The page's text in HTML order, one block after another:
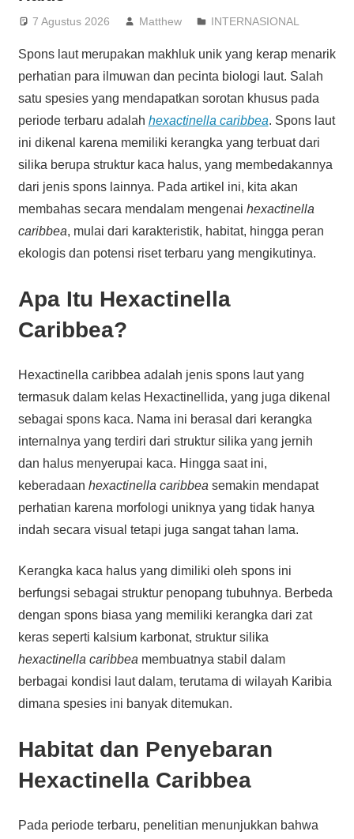
7 Agustus 2026 Matthew INTERNASIONAL
Spons laut merupakan makhluk unik yang kerap menarik
perhatian para ilmuwan dan pecinta biologi laut. Salah
satu spesies yang mendapatkan sorotan khusus pada
periode terbaru adalah hexactinella caribbea. Spons laut
ini dikenal karena memiliki kerangka yang terbuat dari
silika berupa struktur kaca halus, yang membedakannya
dari jenis spons lainnya. Pada artikel ini, kita akan
membahas secara mendalam mengenai hexactinella
caribbea, mulai dari karakteristik, habitat, hingga peran
ekologis dan potensi riset terbaru yang mengikutinya.
Apa Itu Hexactinella
Caribbea?
Hexactinella caribbea adalah jenis spons laut yang
termasuk dalam kelas Hexactinellida, yang juga dikenal
sebagai spons kaca. Nama ini berasal dari kerangka
internalnya yang terdiri dari struktur silika yang jernih
dan halus menyerupai kaca. Hingga saat ini,
keberadaan hexactinella caribbea semakin mendapat
perhatian karena morfologi uniknya yang tidak hanya
indah secara visual tetapi juga sangat tahan lama.
Kerangka kaca halus yang dimiliki oleh spons ini
berfungsi sebagai struktur penopang tubuhnya. Berbeda
dengan spons biasa yang memiliki kerangka dari zat
keras seperti kalsium karbonat, struktur silika
hexactinella caribbea membuatnya stabil dalam
berbagai kondisi laut dalam, terutama di wilayah Karibia
dimana spesies ini banyak ditemukan.
Habitat dan Penyebaran
Hexactinella Caribbea
Pada periode terbaru, penelitian menunjukkan bahwa